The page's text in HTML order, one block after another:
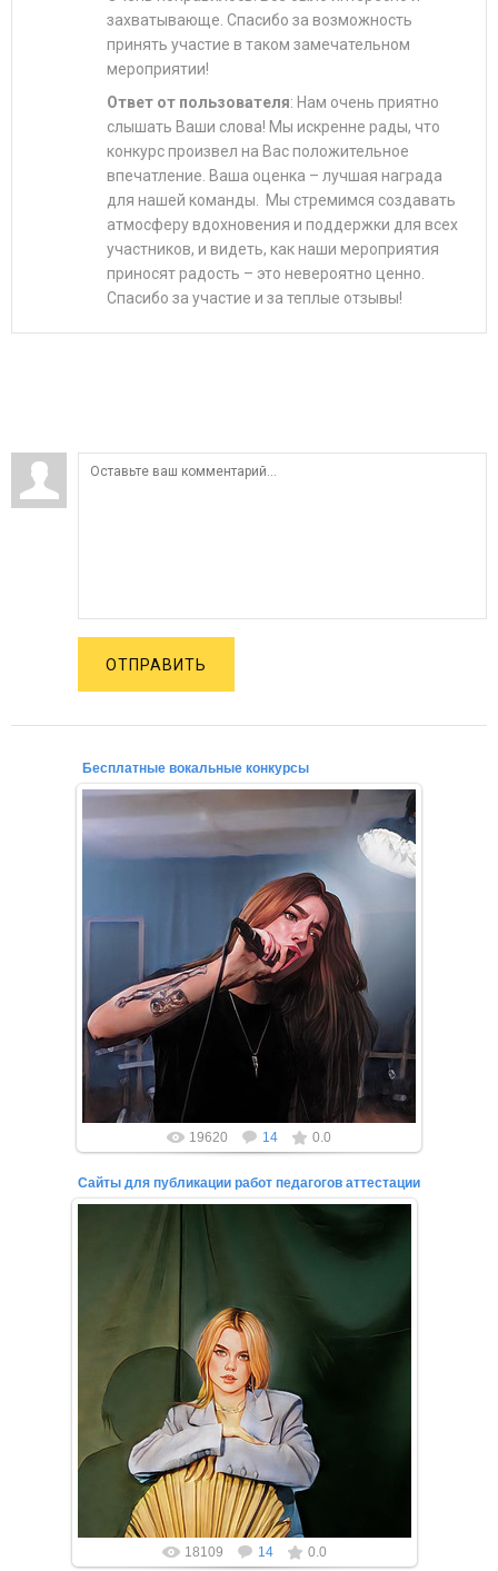
захватывающе. Спасибо за возможность
принять участие в таком замечательном
мероприятии!
Ответ от пользователя: Нам очень приятно
слышать Ваши слова! Мы искренне рады, что
конкурс произвел на Вас положительное
впечатление. Ваша оценка – лучшая награда
для нашей команды. Мы стремимся создавать
атмосферу вдохновения и поддержки для всех
участников, и видеть, как наши мероприятия
приносят радость – это невероятно ценно.
Спасибо за участие и за теплые отзывы!
ОТПРАВИТЬ
Бесплатные вокальные конкурсы
Уважаемые конкурсанты, начинающие вокалисты,
профессионалы, любители петь!
Приглашаем для участия в бесп...
19620 14 0.0
Сайты для публикации работ педагогов аттестации
Если вы прямо сейчас ищите сайты для публикации
работ педагогов для аттестации, то вы нашли то,
18109 14 0.0